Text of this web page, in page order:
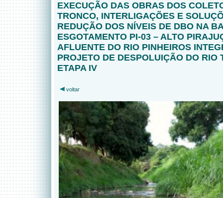
EXECUÇÃO DAS OBRAS DOS
TRONCO, INTERLIGAÇÕES E
REDUÇÃO DOS NÍVEIS DE DBO NA
ESGOTAMENTO PI-03 – ALTO
AFLUENTE DO RIO PINHEIROS
PROJETO DE DESPOLUIÇÃO DO RIO
ETAPA IV
voltar